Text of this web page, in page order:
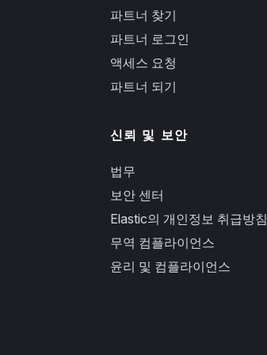
파트너 찾기
파트너 로그인
액세스 요청
파트너 되기
신뢰 및 보안
법무
보안 센터
Elastic의 개인정보 취급방침
무역 컴플라이언스
윤리 및 컴플라이언스